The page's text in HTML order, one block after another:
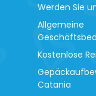
Werden Sie
Allgemeine
Kostenlose
Catania